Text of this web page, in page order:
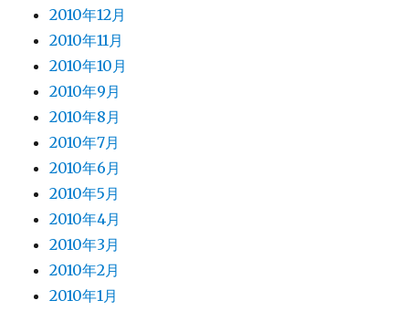
2010年12月
2010年11月
2010年10月
2010年9月
2010年8月
2010年7月
2010年6月
2010年5月
2010年4月
2010年3月
2010年2月
2010年1月